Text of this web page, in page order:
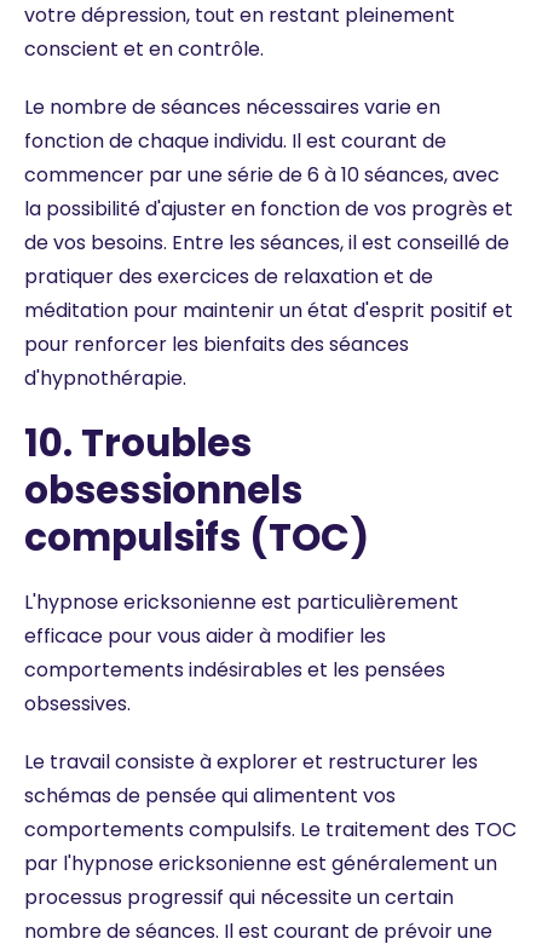
votre dépression, tout en restant pleinement
conscient et en contrôle.
Le nombre de séances nécessaires varie en
fonction de chaque individu. Il est courant de
commencer par une série de 6 à 10 séances, avec
la possibilité d'ajuster en fonction de vos progrès et
de vos besoins. Entre les séances, il est conseillé de
pratiquer des exercices de relaxation et de
méditation pour maintenir un état d'esprit positif et
pour renforcer les bienfaits des séances
d'hypnothérapie.
10. Troubles
obsessionnels
compulsifs (TOC)
L'hypnose ericksonienne est particulièrement
efficace pour vous aider à modifier les
comportements indésirables et les pensées
obsessives.
Le travail consiste à explorer et restructurer les
schémas de pensée qui alimentent vos
comportements compulsifs. Le traitement des TOC
par l'hypnose ericksonienne est généralement un
processus progressif qui nécessite un certain
nombre de séances. Il est courant de prévoir une